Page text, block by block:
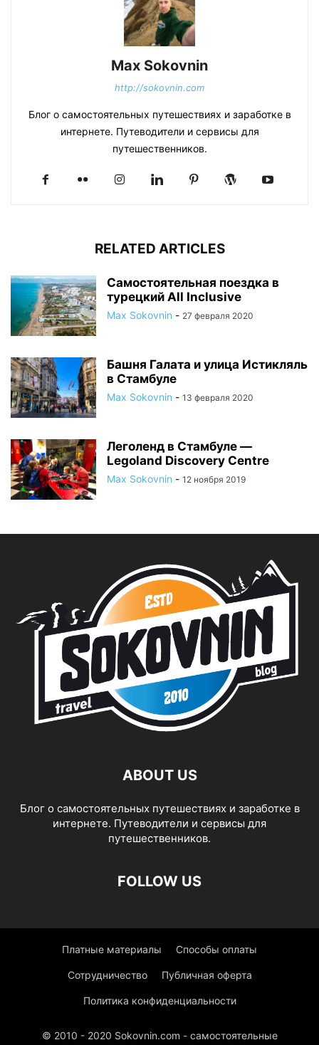
Max Sokovnin
http://sokovnin.com
Блог о самостоятельных путешествиях и заработке в
интернете. Путеводители и сервисы для
путешественников.
RELATED ARTICLES
Самостоятельная поездка в
турецкий All Inclusive
Max Sokovnin - 27 февраля 2020
Башня Галата и улица Истикляль
в Стамбуле
Max Sokovnin - 13 февраля 2020
Леголенд в Стамбуле —
Legoland Discovery Centre
Max Sokovnin - 12 ноября 2019
ABOUT US
Блог о самостоятельных путешествиях и заработке в
интернете. Путеводители и сервисы для
путешественников.
FOLLOW US
Платные материалы Способы оплаты
Сотрудничество Публичная оферта
Политика конфиденциальности
© 2010 - 2020 Sokovnin.com - самостоятельные